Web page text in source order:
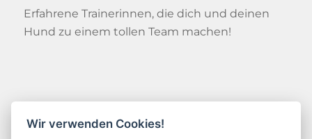
Erfahrene Trainerinnen, die dich und deinen
Hund zu einem tollen Team machen!
Kontakt
Wir verwenden Cookies!